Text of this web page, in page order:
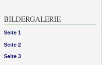
BILDERGALERIE
Seite 1
Seite 2
Seite 3